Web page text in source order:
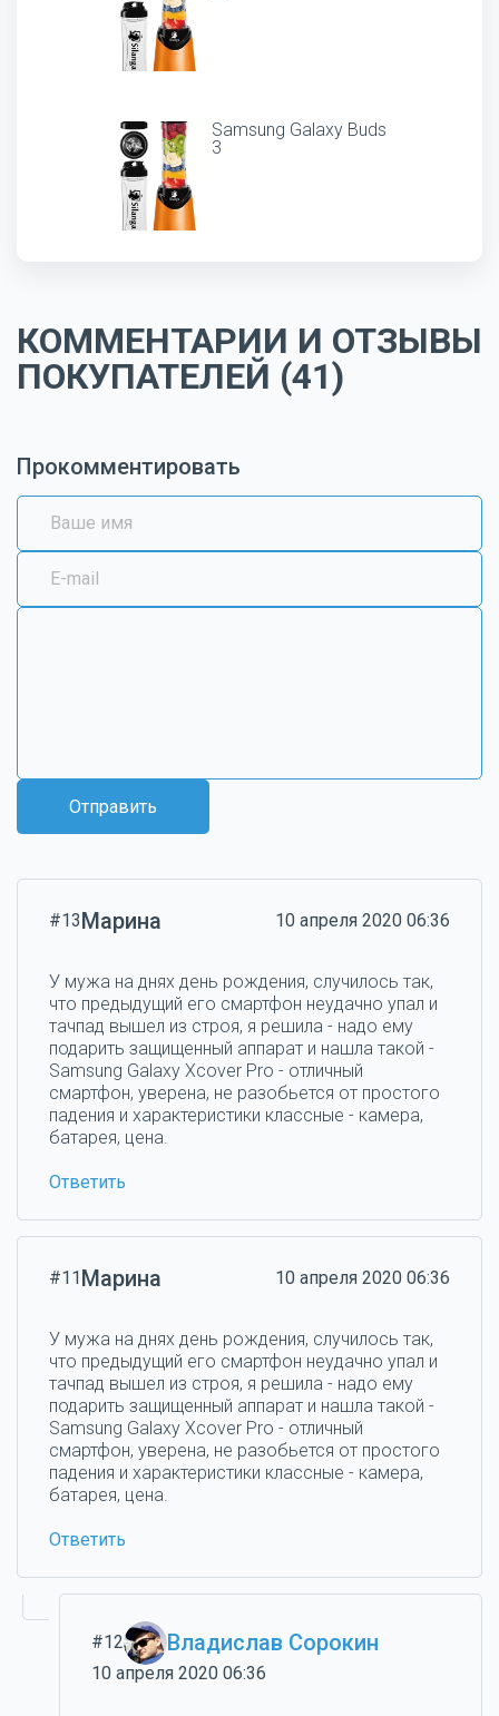
Samsung Galaxy Buds
3
КОММЕНТАРИИ И ОТЗЫВЫ
ПОКУПАТЕЛЕЙ (41)
Прокомментировать
Отправить
#13Марина 10 апреля 2020 06:36
У мужа на днях день рождения, случилось так,
что предыдущий его смартфон неудачно упал и
тачпад вышел из строя, я решила - надо ему
подарить защищенный аппарат и нашла такой -
Samsung Galaxy Xcover Pro - отличный
смартфон, уверена, не разобьется от простого
падения и характеристики классные - камера,
батарея, цена.
Ответить
#11Марина 10 апреля 2020 06:36
У мужа на днях день рождения, случилось так,
что предыдущий его смартфон неудачно упал и
тачпад вышел из строя, я решила - надо ему
подарить защищенный аппарат и нашла такой -
Samsung Galaxy Xcover Pro - отличный
смартфон, уверена, не разобьется от простого
падения и характеристики классные - камера,
батарея, цена.
Ответить
#12 Владислав Сорокин
10 апреля 2020 06:36